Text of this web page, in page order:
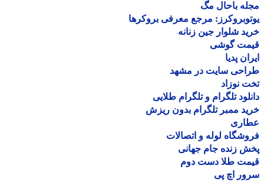
باحال مگ
مرجع معرفی بروکرها
شلوار جین زنانه
گوشی
پدیا
سایت در مشهد
نوزاد
تلگرام و تلگرام طلایی
ممبر تلگرام بدون ریزش
لوله و اتصالات
زنده جام جهانی
طلا دست دوم
اچ پی